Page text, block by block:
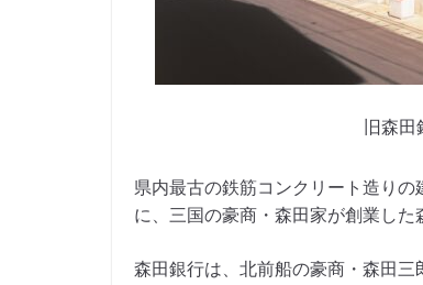
旧森
県内最古の鉄筋コンクリート造りの
に、三国の豪商・森田家が創業した
森田銀行は、北前船の豪商・森田